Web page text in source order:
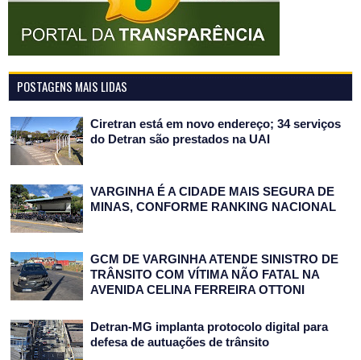
POSTAGENS MAIS LIDAS
Ciretran está em novo endereço; 34 serviços
do Detran são prestados na UAI
VARGINHA É A CIDADE MAIS SEGURA DE
MINAS, CONFORME RANKING NACIONAL
GCM DE VARGINHA ATENDE SINISTRO DE
TRÂNSITO COM VÍTIMA NÃO FATAL NA
AVENIDA CELINA FERREIRA OTTONI
Detran-MG implanta protocolo digital para
defesa de autuações de trânsito